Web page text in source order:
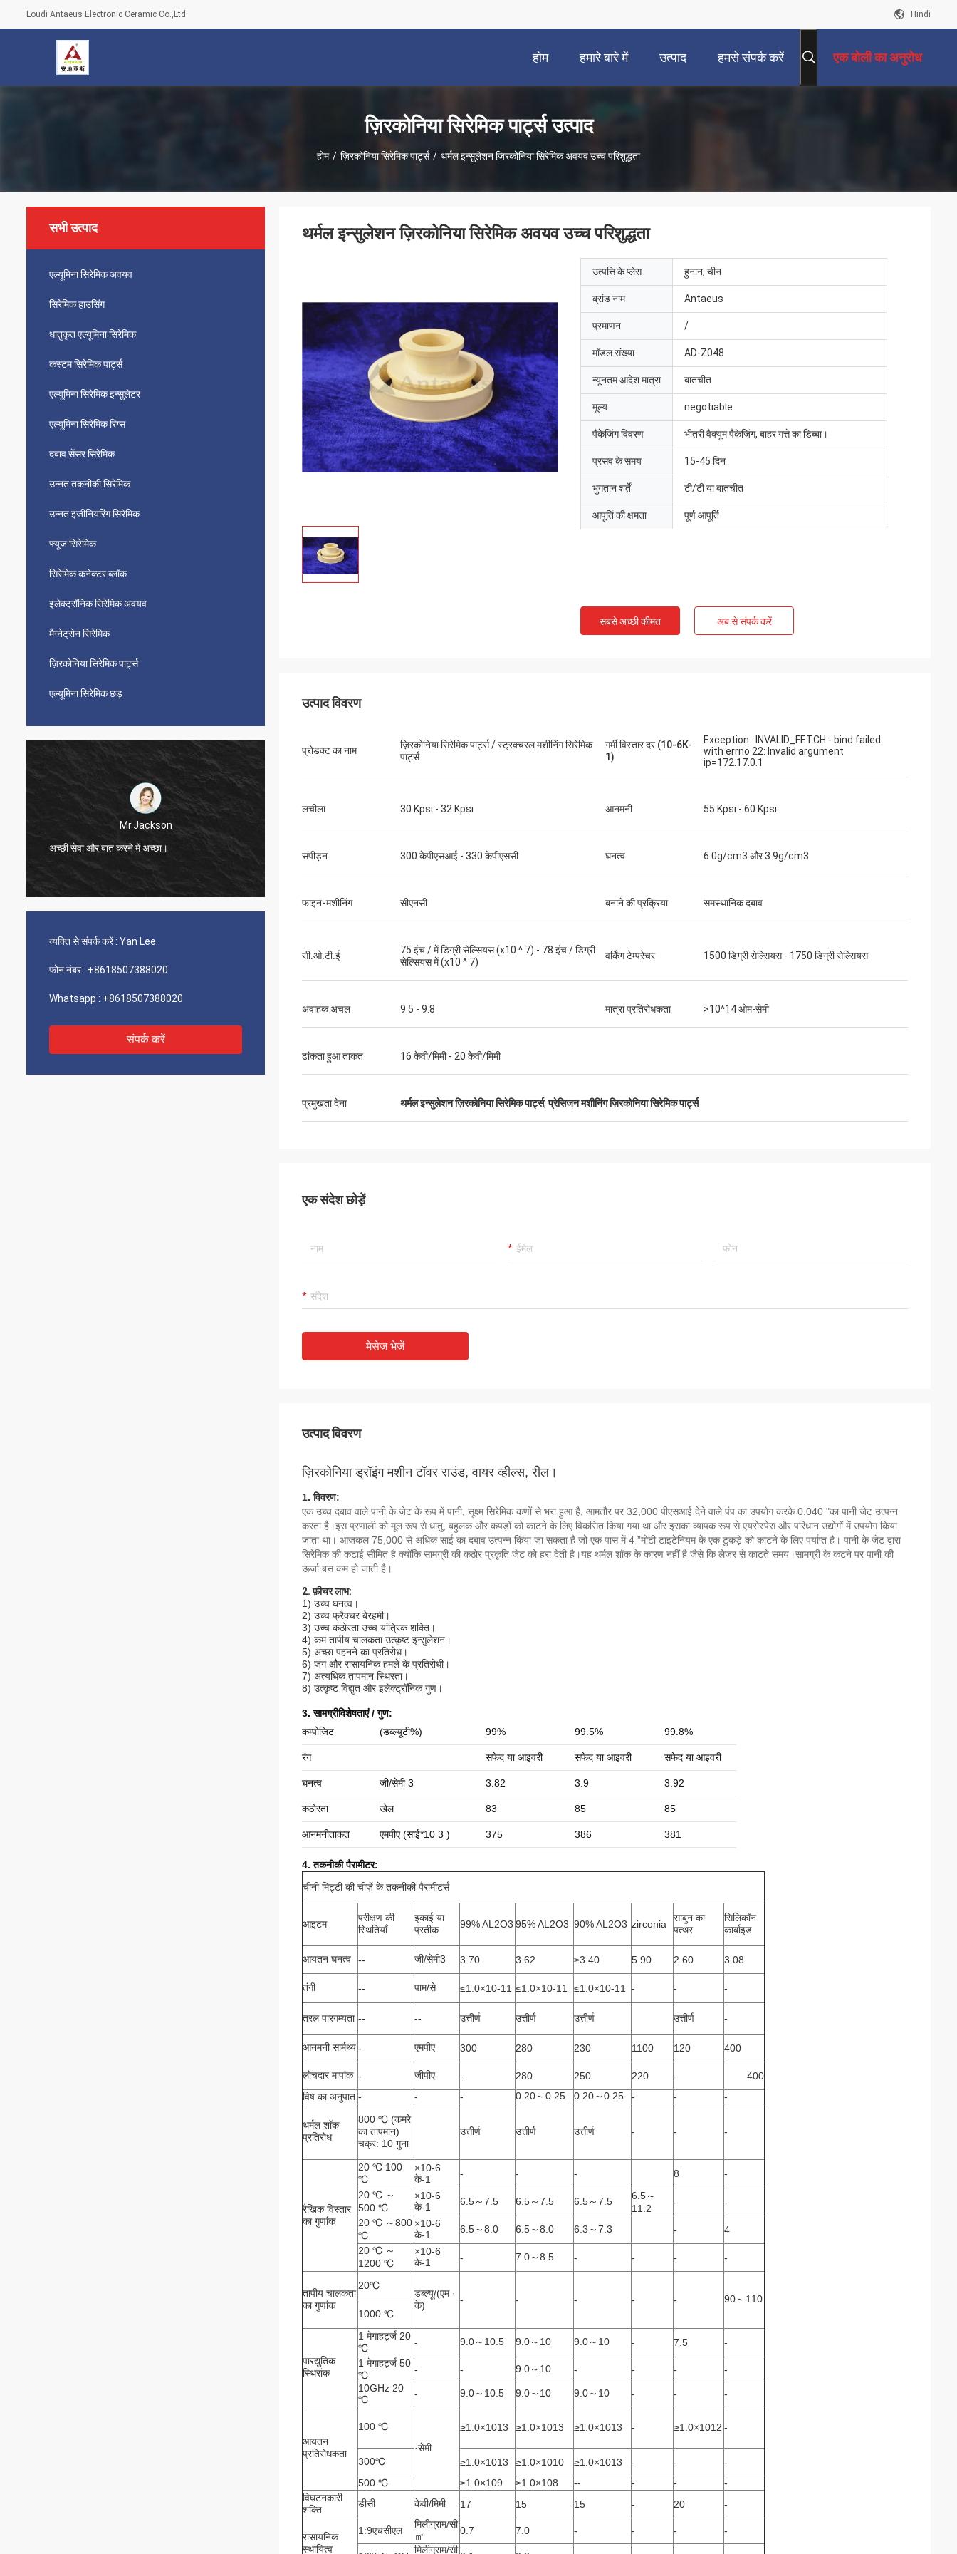
Loudi Antaeus Electronic Ceramic Co.,Ltd. Hindi
होम हमारे बारे में उत्पाद हमसे संपर्क करें एक बोली का अनुरोध
ज़िरकोनिया सिरेमिक पार्ट्स उत्पाद
होम / ज़िरकोनिया सिरेमिक पार्ट्स / थर्मल इन्सुलेशन ज़िरकोनिया सिरेमिक अवयव उच्च परिशुद्धता
सभी उत्पाद
एल्यूमिना सिरेमिक अवयव
सिरेमिक हाउसिंग
धातुकृत एल्यूमिना सिरेमिक
कस्टम सिरेमिक पार्ट्स
एल्यूमिना सिरेमिक इन्सुलेटर
एल्यूमिना सिरेमिक रिंग्स
दबाव सेंसर सिरेमिक
उन्नत तकनीकी सिरेमिक
उन्नत इंजीनियरिंग सिरेमिक
फ्यूज सिरेमिक
सिरेमिक कनेक्टर ब्लॉक
इलेक्ट्रॉनिक सिरेमिक अवयव
मैग्नेट्रोन सिरेमिक
ज़िरकोनिया सिरेमिक पार्ट्स
एल्यूमिना सिरेमिक छड़
Mr.Jackson
अच्छी सेवा और बात करने में अच्छा।
मिस्टर फ़ार्नो
बहुत तेज़ और बात करने में आसान उत्तर दें!
व्यक्ति से संपर्क करें : Yan Lee
फ़ोन नंबर : +8618507388020
Whatsapp : +8618507388020
संपर्क करें
थर्मल इन्सुलेशन ज़िरकोनिया सिरेमिक अवयव उच्च परिशुद्धता
उत्पत्ति के प्लेस हुनान, चीन
ब्रांड नाम Antaeus
प्रमाणन /
मॉडल संख्या AD-Z048
न्यूनतम आदेश मात्रा बातचीत
मूल्य negotiable
पैकेजिंग विवरण भीतरी वैक्यूम पैकेजिंग, बाहर गत्ते का डिब्बा।
प्रसव के समय 15-45 दिन
भुगतान शर्तें टी/टी या बातचीत
आपूर्ति की क्षमता पूर्ण आपूर्ति
सबसे अच्छी कीमत अब से संपर्क करें
उत्पाद विवरण
प्रोडक्ट का नाम
ज़िरकोनिया सिरेमिक पार्ट्स / स्ट्रक्चरल मशीनिंग सिरेमिक
पार्ट्स
गर्मी विस्तार दर (10-6K-
1)
Exception : INVALID_FETCH - bind failed
with errno 22: Invalid argument
ip=172.17.0.1
लचीला 30 Kpsi - 32 Kpsi आनमनी 55 Kpsi - 60 Kpsi
संपीड़न 300 केपीएसआई - 330 केपीएससी घनत्व 6.0g/cm3 और 3.9g/cm3
फाइन-मशीनिंग सीएनसी बनाने की प्रक्रिया समस्थानिक दबाव
सी.ओ.टी.ई
75 इंच / में डिग्री सेल्सियस (x10 ^ 7) - 78 इंच / डिग्री
सेल्सियस में (x10 ^ 7)
वर्किंग टेम्परेचर 1500 डिग्री सेल्सियस - 1750 डिग्री सेल्सियस
अवाहक अचल 9.5 - 9.8 मात्रा प्रतिरोधकता >10^14 ओम-सेमी
ढांकता हुआ ताकत 16 केवी/मिमी - 20 केवी/मिमी
प्रमुखता देना थर्मल इन्सुलेशन ज़िरकोनिया सिरेमिक पार्ट्स,प्रेसिजन मशीनिंग ज़िरकोनिया सिरेमिक पार्ट्स
एक संदेश छोड़ें
मेसेज भेजें
उत्पाद विवरण
ज़िरकोनिया ड्रॉइंग मशीन टॉवर राउंड, वायर व्हील्स, रील।
1. विवरण:
एक उच्च दबाव वाले पानी के जेट के रूप में पानी, सूक्ष्म सिरेमिक कणों से भरा हुआ है, आमतौर पर 32,000 पीएसआई देने वाले पंप का उपयोग करके 0.040 "का पानी जेट उत्पन्न
करता है।इस प्रणाली को मूल रूप से धातु, बहुलक और कपड़ों को काटने के लिए विकसित किया गया था और इसका व्यापक रूप से एयरोस्पेस और परिधान उद्योगों में उपयोग किया
जाता था। आजकल 75,000 से अधिक साई का दबाव उत्पन्न किया जा सकता है जो एक पास में 4 ”मोटी टाइटेनियम के एक टुकड़े को काटने के लिए पर्याप्त है। पानी के जेट द्वारा
सिरेमिक की कटाई सीमित है क्योंकि सामग्री की कठोर प्रकृति जेट को हरा देती है।यह थर्मल शॉक के कारण नहीं है जैसे कि लेजर से काटते समय।सामग्री के कटने पर पानी की
ऊर्जा बस कम हो जाती है।
2. फ़ीचर लाभ:
1) उच्च घनत्व।
2) उच्च फ्रैक्चर बेरहमी।
3) उच्च कठोरता उच्च यांत्रिक शक्ति।
4) कम तापीय चालकता उत्कृष्ट इन्सुलेशन।
5) अच्छा पहनने का प्रतिरोध।
6) जंग और रासायनिक हमले के प्रतिरोधी।
7) अत्यधिक तापमान स्थिरता।
8) उत्कृष्ट विद्युत और इलेक्ट्रॉनिक गुण।
3. सामग्रीविशेषताएं / गुण:
कम्पोजिट
(डब्ल्यूटी%) 99% 99.5% 99.8%
रंग सफेद या आइवरी सफेद या आइवरी सफेद या आइवरी
घनत्व जी/सेमी 3 3.82 3.9 3.92
कठोरता खेल 83 85 85
आनमनीताकत एमपीए (साई*10 3 ) 375 386 381
4. तकनीकी पैरामीटर:
चीनी मिट्टी की चीज़ें के तकनीकी पैरामीटर्स
आइटम
परीक्षण की
स्थितियाँ
इकाई या
प्रतीक
99% AL2O3 95% AL2O3 90% AL2O3 zirconia
साबुन का
पत्थर
सिलिकॉन
कार्बाइड
आयतन घनत्व -- जी/सेमी3 3.70 3.62 ≥3.40 5.90 2.60 3.08
तंगी -- पाम/से ≤1.0×10-11 ≤1.0×10-11 ≤1.0×10-11 - - -
तरल पारगम्यता -- -- उत्तीर्ण उत्तीर्ण उत्तीर्ण उत्तीर्ण -
आनमनी सार्मथ्य- एमपीए 300 280 230 1100 120 400
लोचदार मापांक - जीपीए - 280 250 220 -
400
विष का अनुपात - - - 0.20～0.25 0.20～0.25 - - -
थर्मल शॉक
प्रतिरोध
800 ℃ (कमरे
का तापमान)
चक्र: 10 गुना
उत्तीर्ण उत्तीर्ण उत्तीर्ण - - -
रैखिक विस्तार
का गुणांक
20 ℃ 100
℃
×10-6
के-1
- - - 8
-
20 ℃ ～
500 ℃
×10-6
के-1
6.5～7.5 6.5～7.5 6.5～7.5
6.5～
11.2
-
-
20 ℃ ～800
℃
×10-6
के-1
6.5～8.0 6.5～8.0 6.3～7.3 -
4
20 ℃ ～
1200 ℃
×10-6
के-1
- 7.0～8.5 - - - -
तापीय चालकता
का गुणांक
20℃
डब्ल्यू/(एम ·
के)
- - - - -
90～110
1000 ℃
पारद्युतिक
स्थिरांक
1 मेगाहर्ट्ज 20
℃
- 9.0～10.5 9.0～10 9.0～10 - 7.5
-
1 मेगाहर्ट्ज 50
℃
- - 9.0～10 - - -
-
10GHz 20
℃
- 9.0～10.5 9.0～10 9.0～10 - - -
आयतन
प्रतिरोधकता
100 ℃
·सेमी
≥1.0×1013 ≥1.0×1013 ≥1.0×1013 - ≥1.0×1012 -
300℃ ≥1.0×1013 ≥1.0×1010 ≥1.0×1013 - -
-
500 ℃
≥1.0×109 ≥1.0×108 -- - -
-
विघटनकारी
शक्ति
डीसी केवी/मिमी 17 15 15 - 20 -
रासायनिक
स्थायित्व
1:9एचसीएल
मिलीग्राम/सी
㎡
0.7 7.0 - - - -
मिलीग्राम/सी